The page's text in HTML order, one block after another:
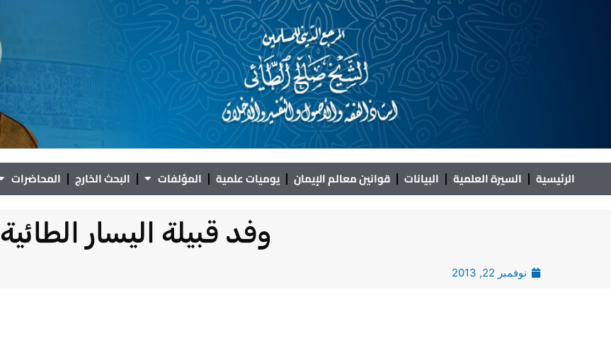
الرئيسية السيرة العلمية البيانات قوانين معالم الإيمان يوميات علمية المؤلفات البحث الخارج المحاضرات
وفد قبيلة اليسار الطائية
نوفمبر 22, 2013